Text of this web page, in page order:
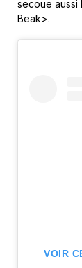
secoue aussi
Beak>.
VOIR